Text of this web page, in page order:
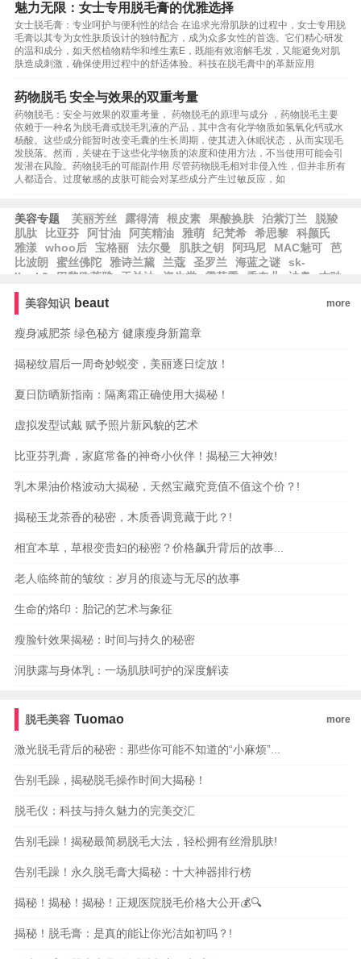
魅力无限：女士专用脱毛膏的优雅选择
女士脱毛膏：专业呵护与便利性的结合 在追求光滑肌肤的过程中，女士专用脱
毛膏以其专为女性肤质设计的独特配方，成为众多女性的首选。它们精心研发
的温和成分，如天然植物精华和维生素E，既能有效溶解毛发，又能避免对肌
肤造成刺激，确保使用过程中的舒适体验。科技在脱毛膏中的革新应用
药物脱毛 安全与效果的双重考量
药物脱毛：安全与效果的双重考量， 药物脱毛的原理与成分 ，药物脱毛主要
依赖于一种名为脱毛膏或脱毛乳液的产品，其中含有化学物质如氢氧化钙或水
杨酸。这些成分能暂时改变毛囊的生长周期，使其进入休眠状态，从而实现毛
发脱落。然而，关键在于这些化学物质的浓度和使用方法，不当使用可能会引
发潜在风险。药物脱毛的可能副作用 尽管药物脱毛相对非侵入性，但并非所有
人都适合。过度敏感的皮肤可能会对某些成分产生过敏反应，如
美容专题 芙丽芳丝 露得清 根皮素 果酸换肤 泊紫汀兰
脱羧
肌肽
比亚芬 阿甘油 阿芙精油 雅萌 纪梵希 希思黎
科颜氏
雅漾
whoo后 宝格丽 法尔曼 肌肤之钥 阿玛尼 MAC魅可
芭
比波朗
蜜丝佛陀 雅诗兰黛 兰蔻 圣罗兰 海蓝之谜
sk-
II
sk2 巴黎欧莱雅 玉兰油 资生堂 雪花秀 香奈儿 迪奥
古驰
美妆
珀妮
伊丽莎白雅顿
美容知识 beaut more
瘦身减肥茶 绿色秘方 健康瘦身新篇章
揭秘纹眉后一周奇妙蜕变，美丽逐日绽放！
夏日防晒新指南：隔离霜正确使用大揭秘！
虚拟发型试戴 赋予照片新风貌的艺术
比亚芬乳膏，家庭常备的神奇小伙伴！揭秘三大神效!
乳木果油价格波动大揭秘，天然宝藏究竟值不值这个价？!
揭秘玉龙茶香的秘密，木质香调竟藏于此？!
相宜本草，草根变贵妇的秘密？价格飙升背后的故事...
老人临终前的皱纹：岁月的痕迹与无尽的故事
生命的烙印：胎记的艺术与象征
瘦脸针效果揭秘：时间与持久的秘密
润肤露与身体乳：一场肌肤呵护的深度解读
脱毛美容 Tuomao more
激光脱毛背后的秘密：那些你可能不知道的“小麻烦”...
告别毛躁，揭秘脱毛操作时间大揭秘！
脱毛仪：科技与持久魅力的完美交汇
告别毛躁！揭秘最简易脱毛大法，轻松拥有丝滑肌肤!
告别毛躁！永久脱毛膏大揭秘：十大神器排行榜
揭秘！揭秘！揭秘！正规医院脱毛价格大公开💰🔍
揭秘！脱毛膏：是真的能让你光洁如初吗？!